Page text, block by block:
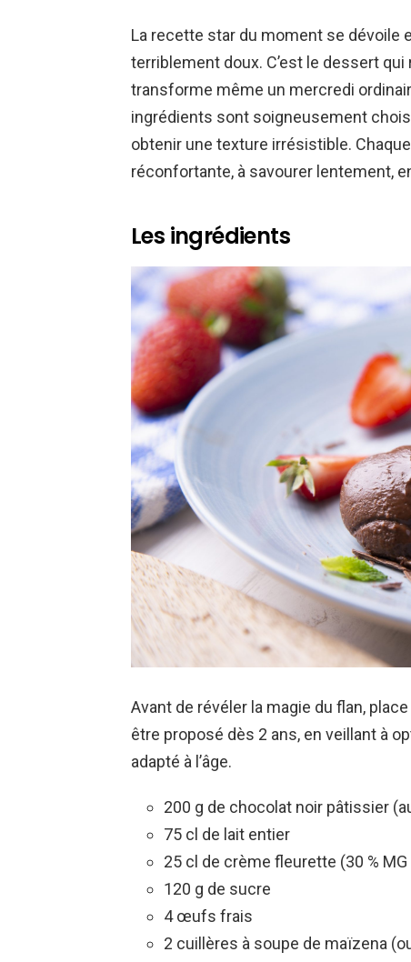
La recette star du moment se dévoile
terriblement doux. C’est le dessert
transforme même un mercredi
ingrédients sont soigneusement
obtenir une texture irrésistible.
réconfortante, à savourer lentement,
Les ingrédients
Avant de révéler la magie du flan,
être proposé dès 2 ans, en veillant à
adapté à l’âge.
200 g de chocolat noir pâtissier
75 cl de lait entier
25 cl de crème fleurette (30 %
120 g de sucre
4 œufs frais
2 cuillères à soupe de maïzena